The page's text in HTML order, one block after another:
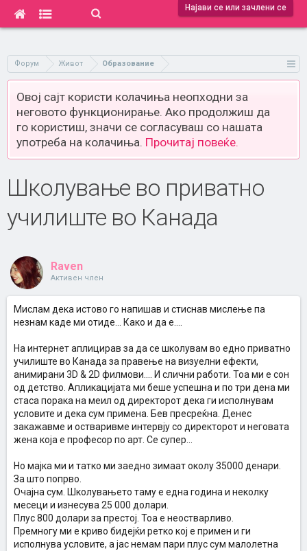
Најави се или зачлени се
Форум Живот Образование
Овој сајт користи колачиња неопходни за
неговото функционирање. Ако продолжиш да
го користиш, значи се согласуваш со нашата
употреба на колачиња. Прочитај повеќе.
Школување во приватно
училиште во Канада
Raven
Активен член
Мислам дека истово го напишав и стиснав мислење па
незнам каде ми отиде... Како и да е....
На интернет аплицирав за да се школувам во едно приватно
училиште во Канада за правење на визуелни ефекти,
анимирани 3D & 2D филмови.... И слични работи. Тоа ми е сон
од детство. Апликацијата ми беше успешна и по три дена ми
стаса порака на меил од директорот дека ги исполнувам
условите и дека сум примена. Бев пресреќна. Денес
закажавме и остваривме интервју со директорот и неговата
жена која е професор по арт. Се супер...
Но мајка ми и татко ми заедно зимаат околу 35000 денари.
За што попрво.
Очајна сум. Школувањето таму е една година и неколку
месеци и изнесува 25 000 долари.
Плус 800 долари за престој. Тоа е неостварливо.
Премногу ми е криво бидејќи ретко кој е примен и ги
исполнува условите, а јас немам пари плус сум малолетна